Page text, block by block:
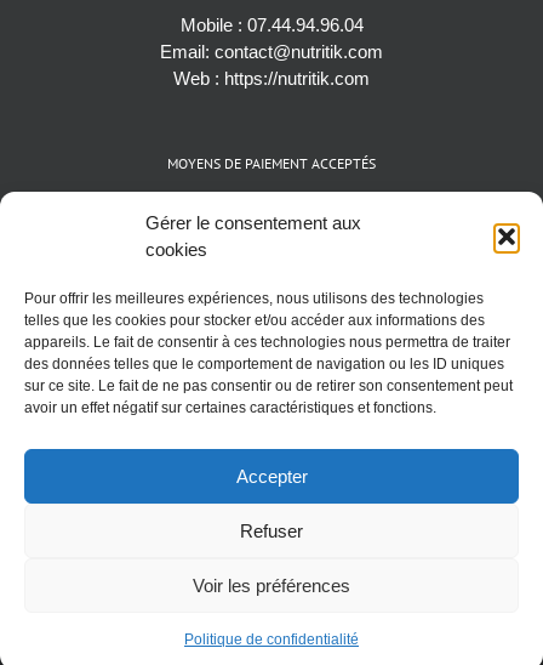
Gérer le consentement aux
cookies
Pour offrir les meilleures expériences, nous utilisons des technologies
telles que les cookies pour stocker et/ou accéder aux informations des
appareils. Le fait de consentir à ces technologies nous permettra de traiter
des données telles que le comportement de navigation ou les ID uniques
sur ce site. Le fait de ne pas consentir ou de retirer son consentement peut
avoir un effet négatif sur certaines caractéristiques et fonctions.
Accepter
Refuser
Voir les préférences
Politique de confidentialité
Mobile : 07.44.94.96.04
Email: contact@nutritik.com
Web : https://nutritik.com
MOYENS DE PAIEMENT ACCEPTÉS
Espèces (EUR)
Cartes bancaires (VISA, Mastercard et AMEX)
Cryptomonnaies (BTC)
Nutritik.com 2011 - 2026 - Tout droits réservés